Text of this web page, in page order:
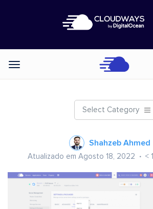
Categories
Select Category
Shahzeb Ahmed
Atualizado em Agosto 18, 2022 < 1